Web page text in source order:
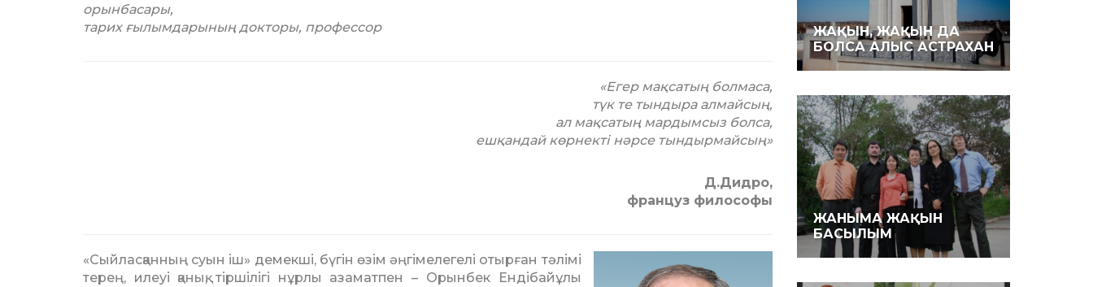
орынбасары,
тарих ғылымдарының докторы, профессор
«Егер мақсатың болмаса,
түк те тындыра алмайсың,
ал мақсатың мардымсыз болса,
ешқандай көрнекті нәрсе тындырмайсың»
Д.Дидро,
француз философы
«Сыйласқанның суын іш» демекші, бүгін өзім әңгімелегелі отырған тәлімі
терең, илеуі қанық, тіршілігі нұрлы азаматпен – Орынбек Ендібайұлы
ЖАҚЫН, ЖАҚЫН ДА
БОЛСА АЛЫС АСТРАХАН
ЖАНЫМА ЖАҚЫН
БАСЫЛЫМ